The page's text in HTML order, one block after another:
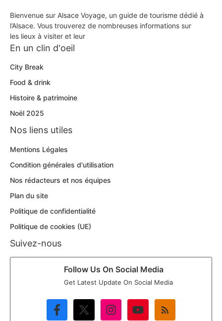
Bienvenue sur Alsace Voyage, un guide de tourisme dédié à
l’Alsace. Vous trouverez de nombreuses informations sur
les lieux à visiter et leur
En un clin d'oeil
City Break
Food & drink
Histoire & patrimoine
Noël 2025
Nos liens utiles
Mentions Légales
Condition générales d'utilisation
Nos rédacteurs et nos équipes
Plan du site
Politique de confidentialité
Politique de cookies (UE)
Suivez-nous
Follow Us On Social Media
Get Latest Update On Social Media